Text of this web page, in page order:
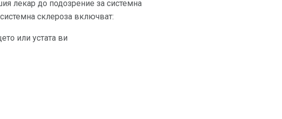
лекар до подозрение за системна
склероза включват:
или устата ви